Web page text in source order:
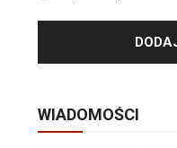
WIADOMOŚCI